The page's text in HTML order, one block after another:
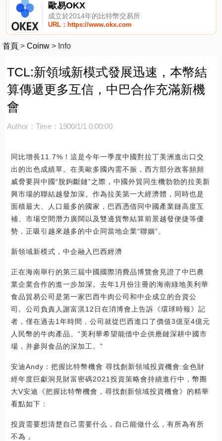
歐易OKX
成立於2014年的比特幣交易所
URL：https://www.okx.com
首頁 > Coinw > Info
TCL:新領域新模式發展迅速，本幣結
算傳遞更多互信，中巴合作充滿新機
會
Author： Time：1900/1/1 0:00:00
同比增長11.7%！這是今年一季度中國對拉丁美洲進出口交
出的出色成績單。在美歐多國內需不振，西方部分政客頻頻
威脅要與中國“脫鉤斷鏈”之際，中國外貿同生機勃勃的拉美新
興市場的聯結越發加深。作為拉美第一大經濟體，同時也是
面積最大、人口最多的國家，巴西憑借同中國產業鏈高度互
補、市場空間潛力廣闊以及雙邊貨幣結算前景越發便捷等優
勢，正吸引越來越多的中企同當地企業“聯姻”。
新領域新模式，中企融入巴西經濟
正在海南舉行的第三屆中國國際消費品博覽會見證了中巴農
業企業合作的進一步加深。去年1月份注冊的海南綠地美利華
食品貿易公司是第一家巴西牛肉公司和中企成立的合資公
司。公司負責人謝富淇12日在消博會上告訴《環球時報》記
者，僅在過去1年時間，公司就從巴西進口了價值3億至4億元
人民幣的牛肉產品。“美利華希望能借中企供應鏈深耕中國市
場，并參與食品的深加工。”
安迪Andy：把握比特幣機會 尋找創新領域投資機會:金色財
經年度巨獻洞見財富密碼2021投資策略會持續進行中，幣圈
大V安迪《把握比特幣機會，尋找創新領域投資機會》的精華
看點如下：
投資需要想清楚自己需要什么，自己能做什么，有所為有所
不為，